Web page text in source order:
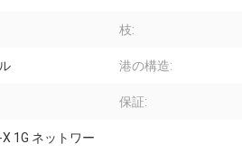
枝:
港の構造:
保証:
1G ネットワー